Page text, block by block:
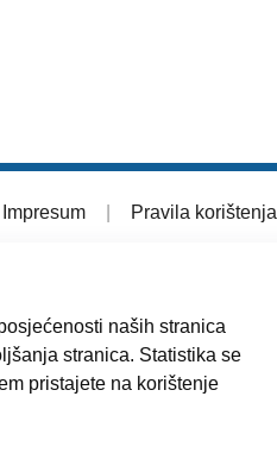
Impresum Pravila korištenja
naših stranica
stranica. Statistika se
pristajete na korištenje